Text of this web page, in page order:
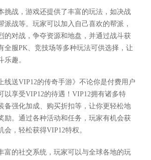
挑战，游戏还提供了丰富的玩法，如决战
派战等。玩家可以加入自己喜欢的帮派，
的对战，争夺资源和地盘，并通过战斗获
全服PK、竞技场等多种玩法可供选择，让
乐趣。
线送VIP12的传奇手游》不论你是付费用户
以享受VIP12的待遇！VIP12拥有诸多特
备强化加成、购买折扣等，让你更轻松地
励。通过各种活动和任务，玩家有机会获
会，轻松获得VIP12特权。
富的社交系统，玩家可以与全球各地的玩